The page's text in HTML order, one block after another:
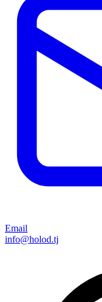
Email
info@holod.tj